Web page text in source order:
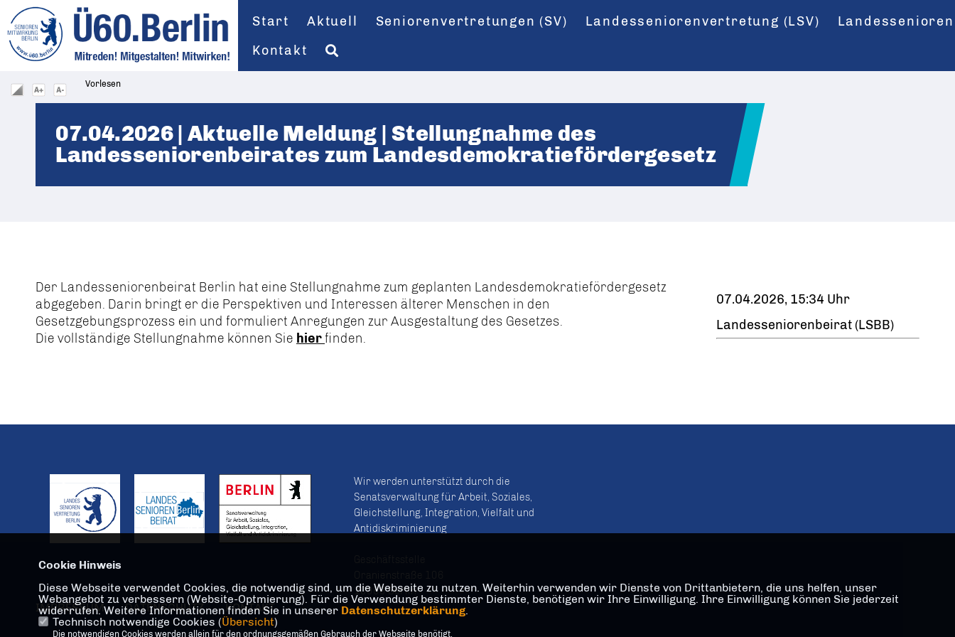
Start Aktuell Seniorenvertretungen (SV) Landesseniorenvertretung (LSV)
Kontakt
Vorlesen
07.04.2026 | Aktuelle Meldung | Stellungnahme des
Landesseniorenbeirates zum Landesdemokratiefördergesetz
Der Landesseniorenbeirat Berlin hat eine Stellungnahme zum geplanten Landesdemokratiefördergesetz
abgegeben. Darin bringt er die Perspektiven und Interessen älterer Menschen in den
Gesetzgebungsprozess ein und formuliert Anregungen zur Ausgestaltung des Gesetzes.
Die vollständige Stellungnahme können Sie hierfinden.
07.04.2026, 15:34 Uhr
Landesseniorenbeirat (LSBB)
Wir werden unterstützt durch die
Senatsverwaltung für Arbeit, Soziales,
Gleichstellung, Integration, Vielfalt und
Antidiskriminierung
10969 Berlin
IMPRESSUM DATENSCHUTZ KONTAKT
Cookie Hinweis
Diese Webseite verwendet Cookies, die notwendig sind, um die Webseite zu nutzen. Weiterhin verwenden wir Dienste von Drittanbietern, die uns helfen, unser
Webangebot zu verbessern (Website-Optmierung). Für die Verwendung bestimmter Dienste, benötigen wir Ihre Einwilligung. Ihre Einwilligung können Sie jederzeit
widerrufen. Weitere Informationen finden Sie in unserer Datenschutzerklärung.
Technisch notwendige Cookies (Übersicht)
Die notwendigen Cookies werden allein für den ordnungsgemäßen Gebrauch der Webseite benötigt.